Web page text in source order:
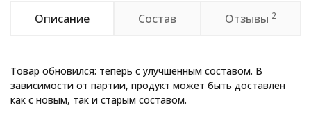
Описание Состав Отзывы 2
Товар обновился: теперь с улучшенным составом. В
зависимости от партии, продукт может быть доставлен
как с новым, так и старым составом.